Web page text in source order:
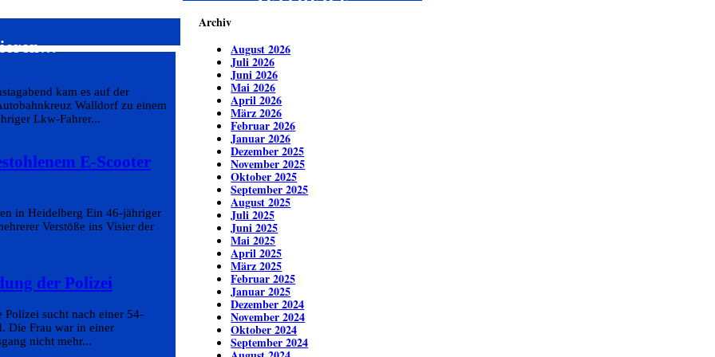
kam es auf der
Walldorf zu einem
Lkw-Fahrer...
E-Scooter
in Heidelberg Ein 46-jähriger
Verstöße ins Visier der
der Polizei
sucht nach einer 54-
Die Frau war in einer
nicht mehr...
Archiv
August 2026
Juli 2026
Juni 2026
Mai 2026
April 2026
März 2026
Februar 2026
Januar 2026
Dezember 2025
November 2025
Oktober 2025
September 2025
August 2025
Juli 2025
Juni 2025
Mai 2025
April 2025
März 2025
Februar 2025
Januar 2025
Dezember 2024
November 2024
Oktober 2024
September 2024